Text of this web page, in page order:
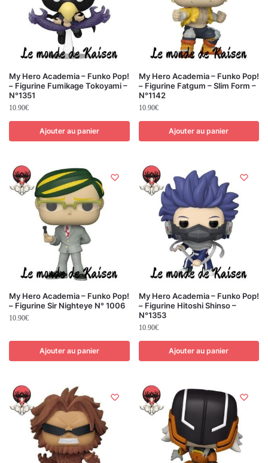
My Hero Academia – Funko Pop!
– Figurine Fumikage Tokoyami –
N°1351
10.90€
Ajouter au panier
My Hero Academia – Funko Pop!
– Figurine Fatgum – Slim Form –
N°1142
10.90€
Ajouter au panier
My Hero Academia – Funko Pop!
– Figurine Sir Nighteye N° 1006
10.90€
Ajouter au panier
My Hero Academia – Funko Pop!
– Figurine Hitoshi Shinso –
N°1353
10.90€
Ajouter au panier